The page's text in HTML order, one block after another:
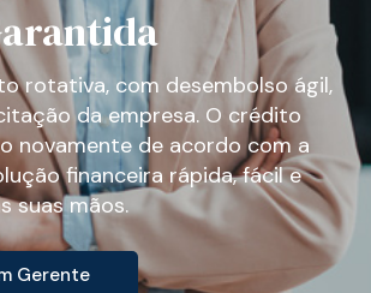
rotativa, com desembolso ágil,
da empresa. O crédito
novamente de acordo com a
financeira rápida, fácil e
suas mãos.
Gerente